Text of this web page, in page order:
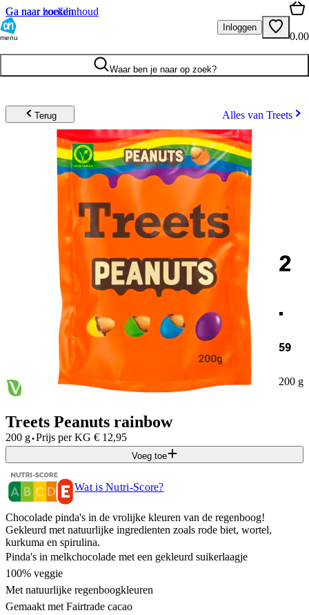
Ga naar hoofdinhoud
Ga naar zoeken
menu
Inloggen
0.00
Waar ben je naar op zoek?
Terug Alles van Treets
2
.
59
200 g
Treets Peanuts rainbow
200 g·Prijs per KG € 12,95
Voeg toe
Wat is Nutri-Score?
Chocolade pinda's in de vrolijke kleuren van de regenboog!
Gekleurd met natuurlijke ingredienten zoals rode biet, wortel,
kurkuma en spirulina.
Pinda's in melkchocolade met een gekleurd suikerlaagje
100% veggie
Met natuurlijke regenboogkleuren
Gemaakt met Fairtrade cacao